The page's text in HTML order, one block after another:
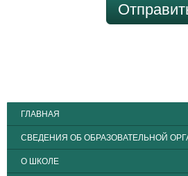
ГЛАВНАЯ
СВЕДЕНИЯ ОБ ОБРАЗОВАТЕЛЬНОЙ
О ШКОЛЕ